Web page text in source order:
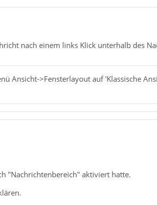
nach einem links Klick unterhalb des
Ansicht->Fensterlayout auf 'Klassische
"Nachrichtenbereich" aktiviert hatte.